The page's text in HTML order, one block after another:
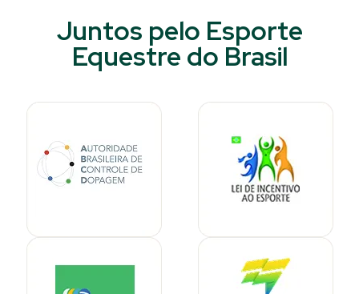
Juntos pelo Esporte
Equestre do Brasil